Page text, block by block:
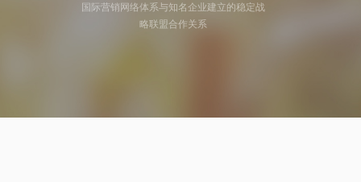
国际营销网络体系与知名企业建立的稳定战
略联盟合作关系